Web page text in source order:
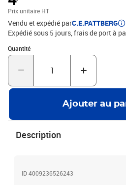
fabuleux accessoire rend rapidement
beaux et attrayants.
Prix unitaire HT
Vendu et expédié parC.E.PATTBERG
Expédié sous 5 jours, frais de port à
Quantité
Quantité : 1
Ajouter au
Description
ID 4009236526243